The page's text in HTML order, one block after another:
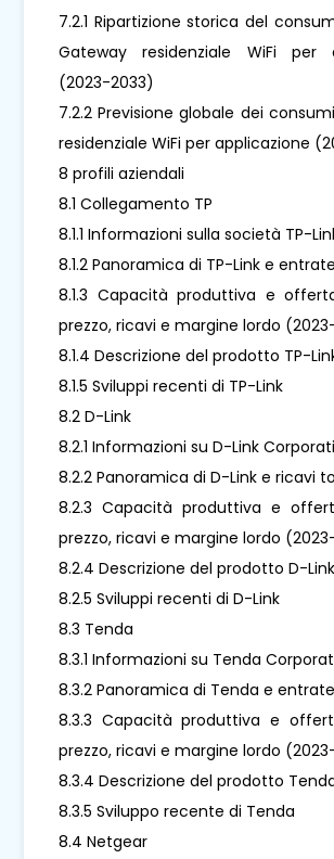
7.2.1 Ripartizione storica del
Gateway residenziale WiFi per
(2023-2033)
7.2.2 Previsione globale dei
residenziale WiFi per applicazione
8 profili aziendali
8.1 Collegamento TP
8.1.1 Informazioni sulla società TP-
8.1.2 Panoramica di TP-Link e
8.1.3 Capacità produttiva e
prezzo, ricavi e margine lordo
8.1.4 Descrizione del prodotto TP-
8.1.5 Sviluppi recenti di TP-Link
8.2 D-Link
8.2.1 Informazioni su D-Link
8.2.2 Panoramica di D-Link e ricavi
8.2.3 Capacità produttiva e
prezzo, ricavi e margine lordo
8.2.4 Descrizione del prodotto D-Link
8.2.5 Sviluppi recenti di D-Link
8.3 Tenda
8.3.1 Informazioni su Tenda
8.3.2 Panoramica di Tenda e
8.3.3 Capacità produttiva e
prezzo, ricavi e margine lordo
8.3.4 Descrizione del prodotto
8.3.5 Sviluppo recente di Tenda
8.4 Netgear